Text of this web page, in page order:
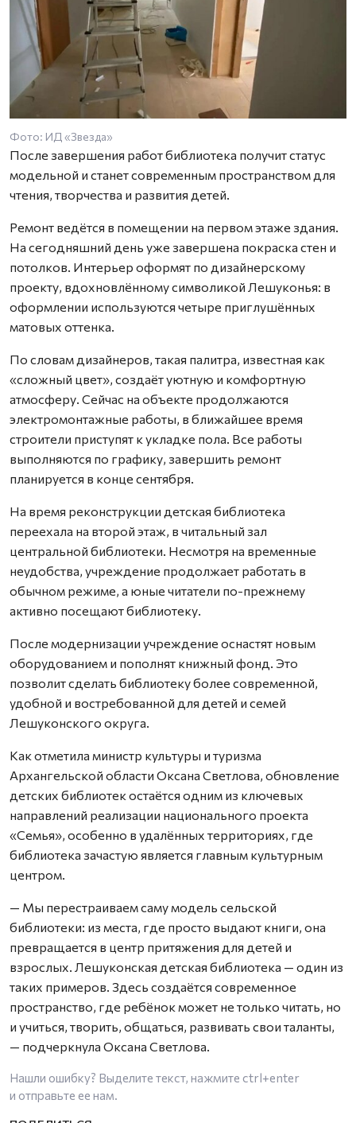
Фото: ИД «Звезда»
После завершения работ библиотека получит статус
модельной и станет современным пространством для
чтения, творчества и развития детей.
Ремонт ведётся в помещении на первом этаже здания.
На сегодняшний день уже завершена покраска стен и
потолков. Интерьер оформят по дизайнерскому
проекту, вдохновлённому символикой Лешуконья: в
оформлении используются четыре приглушённых
матовых оттенка.
По словам дизайнеров, такая палитра, известная как
«сложный цвет», создаёт уютную и комфортную
атмосферу. Сейчас на объекте продолжаются
электромонтажные работы, в ближайшее время
строители приступят к укладке пола. Все работы
выполняются по графику, завершить ремонт
планируется в конце сентября.
На время реконструкции детская библиотека
переехала на второй этаж, в читальный зал
центральной библиотеки. Несмотря на временные
неудобства, учреждение продолжает работать в
обычном режиме, а юные читатели по-прежнему
активно посещают библиотеку.
После модернизации учреждение оснастят новым
оборудованием и пополнят книжный фонд. Это
позволит сделать библиотеку более современной,
удобной и востребованной для детей и семей
Лешуконского округа.
Как отметила министр культуры и туризма
Архангельской области Оксана Светлова, обновление
детских библиотек остаётся одним из ключевых
направлений реализации национального проекта
«Семья», особенно в удалённых территориях, где
библиотека зачастую является главным культурным
центром.
— Мы перестраиваем саму модель сельской
библиотеки: из места, где просто выдают книги, она
превращается в центр притяжения для детей и
взрослых. Лешуконская детская библиотека — один из
таких примеров. Здесь создаётся современное
пространство, где ребёнок может не только читать, но
и учиться, творить, общаться, развивать свои таланты,
— подчеркнула Оксана Светлова.
Нашли ошибку? Выделите текст, нажмите ctrl+enter
и отправьте ее нам.